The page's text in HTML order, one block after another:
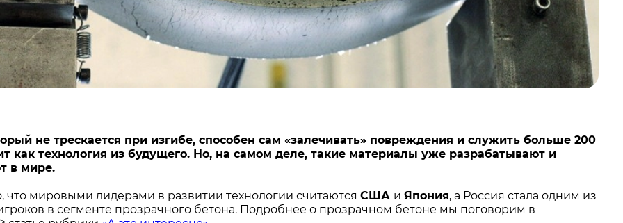
не трескается при изгибе, способен сам «залечивать» повреждения и служить больше 200
как технология из будущего. Но, на самом деле, такие материалы уже разрабатывают и
в мире.
что мировыми лидерами в развитии технологии считаютсяСША иЯпония, а Россия стала одним из
в сегменте прозрачного бетона. Подробнее о прозрачном бетоне мы поговорим в